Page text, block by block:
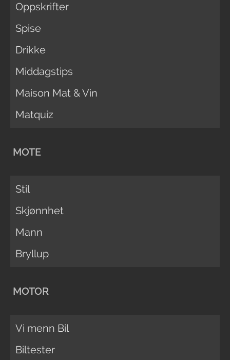
Oppskrifter
Spise
Drikke
Middagstips
Maison Mat & Vin
Matquiz
MOTE
Stil
Skjønnhet
Mann
Bryllup
MOTOR
Vi menn Bil
Biltester